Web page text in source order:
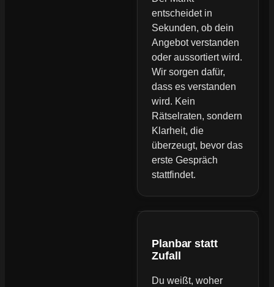
entscheidet in
Sekunden, ob dein
Angebot verstanden
oder aussortiert wird.
Wir sorgen dafür,
dass es verstanden
wird. Kein
Rätselraten, sondern
Klarheit, die
überzeugt, bevor das
erste Gespräch
stattfindet.
Planbar statt
Zufall
Du weißt, woher